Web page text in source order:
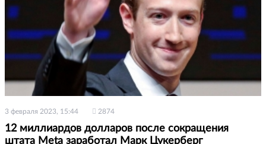
3 февраля 2023, 15:44 2874
12 миллиардов долларов после сокращения
штата Meta заработал Марк Цукерберг